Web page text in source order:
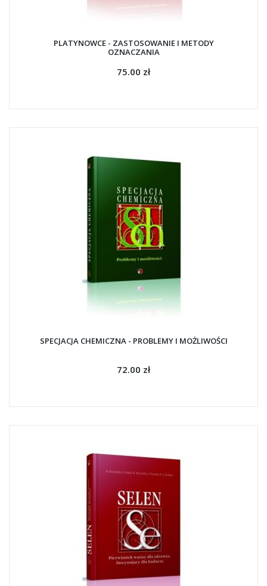
PLATYNOWCE - ZASTOSOWANIE I METODY
OZNACZANIA
75.00 zł
SPECJACJA CHEMICZNA - PROBLEMY I MOŻLIWOŚCI
72.00 zł